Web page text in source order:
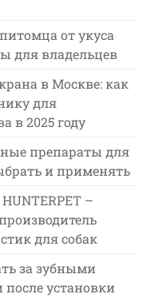
от укуса
для владельцев
в Москве: как
для
в 2025 году
препараты для
и применять
–
для собак
за зубными
установки